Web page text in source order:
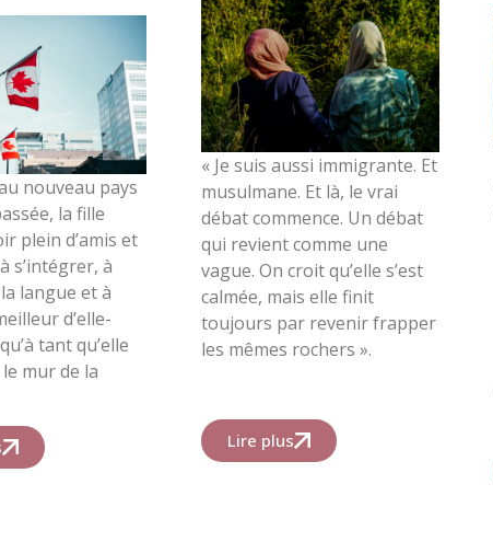
nouveau pays
la fille
plein d’amis et
s’intégrer, à
langue et à
d’elle-
tant qu’elle
mur de la
« Je suis aussi immigrante. Et
musulmane. Et là, le vrai
débat commence. Un débat
qui revient comme une
vague. On croit qu’elle s’est
calmée, mais elle finit
toujours par revenir frapper
les mêmes rochers ».
Lire plus